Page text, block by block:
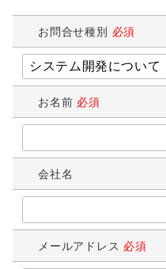
お問合せ種別 必須
お名前 必須
会社名
メールアドレス 必須